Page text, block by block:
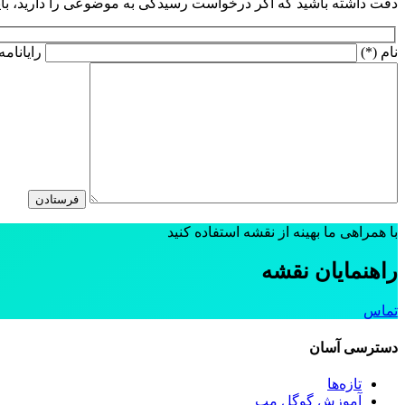
نام (*)
با همراهی ما بهینه از نقشه استفاده کنید
راهنمایان نقشه
تماس
دسترسی آسان
تازه‌ها
آموزش گوگل مپ